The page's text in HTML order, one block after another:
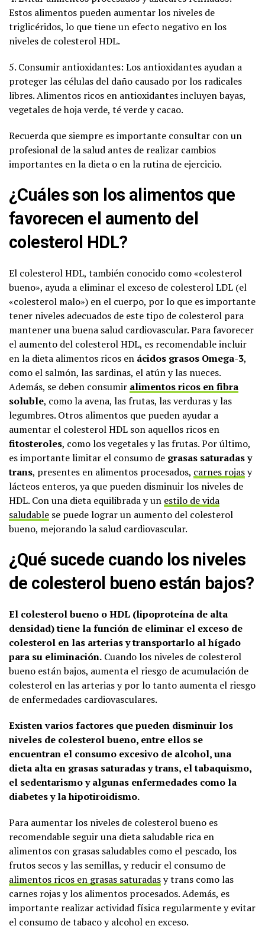
Estos alimentos pueden aumentar los niveles de
triglicéridos, lo que tiene un efecto negativo en los
niveles de colesterol HDL.
5. Consumir antioxidantes: Los antioxidantes ayudan a
proteger las células del daño causado por los radicales
libres. Alimentos ricos en antioxidantes incluyen bayas,
vegetales de hoja verde, té verde y cacao.
Recuerda que siempre es importante consultar con un
profesional de la salud antes de realizar cambios
importantes en la dieta o en la rutina de ejercicio.
¿Cuáles son los alimentos que
favorecen el aumento del
colesterol HDL?
El colesterol HDL, también conocido como «colesterol
bueno», ayuda a eliminar el exceso de colesterol LDL (el
«colesterol malo») en el cuerpo, por lo que es importante
tener niveles adecuados de este tipo de colesterol para
mantener una buena salud cardiovascular. Para favorecer
el aumento del colesterol HDL, es recomendable incluir
en la dieta alimentos ricos en ácidos grasos Omega-3,
como el salmón, las sardinas, el atún y las nueces.
Además, se deben consumir alimentos ricos en fibra
soluble, como la avena, las frutas, las verduras y las
legumbres. Otros alimentos que pueden ayudar a
aumentar el colesterol HDL son aquellos ricos en
fitosteroles, como los vegetales y las frutas. Por último,
es importante limitar el consumo de grasas saturadas y
trans, presentes en alimentos procesados, carnes rojasy
lácteos enteros, ya que pueden disminuir los niveles de
HDL. Con una dieta equilibrada y un estilo de vida
saludable se puede lograr un aumento del colesterol
bueno, mejorando la salud cardiovascular.
¿Qué sucede cuando los niveles
de colesterol bueno están bajos?
El colesterol bueno o HDL (lipoproteína de alta
densidad) tiene la función de eliminar el exceso de
colesterol en las arterias y transportarlo al hígado
para su eliminación. Cuando los niveles de colesterol
bueno están bajos, aumenta el riesgo de acumulación de
colesterol en las arterias y por lo tanto aumenta el riesgo
de enfermedades cardiovasculares.
Existen varios factores que pueden disminuir los
niveles de colesterol bueno, entre ellos se
encuentran el consumo excesivo de alcohol, una
dieta alta en grasas saturadas y trans, el tabaquismo,
el sedentarismo y algunas enfermedades como la
diabetes y la hipotiroidismo.
Para aumentar los niveles de colesterol bueno es
recomendable seguir una dieta saludable rica en
alimentos con grasas saludables como el pescado, los
frutos secos y las semillas, y reducir el consumo de
alimentos ricos en grasas saturadasy trans como las
carnes rojas y los alimentos procesados. Además, es
importante realizar actividad física regularmente y evitar
el consumo de tabaco y alcohol en exceso.